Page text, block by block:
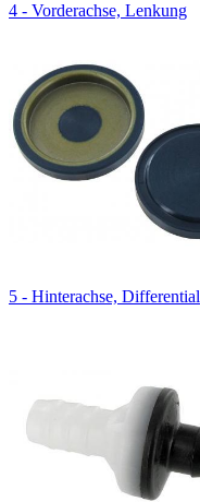
4 - Vorderachse, Lenkung
5 - Hinterachse, Differential